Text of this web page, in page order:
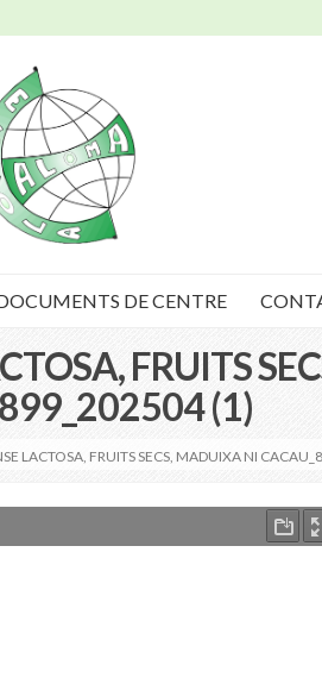
DE CENTRE
FRUITS
(1)
LACTOSA, FRUITS SECS, MADUIXA NI